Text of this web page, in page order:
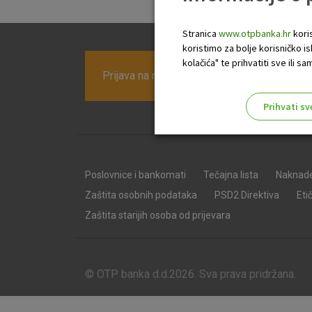
Prijava na newsletter OTP banke
Poslovnice i bankomati Tečajna lista
Zaštita osobnih podataka
PSD2 Direktiva
Zaštita starijih osoba od prijevara
© OTP banka d.d.2026. Sva prava pridržana.
Stranica www.otpbanka.hr
koristimo za bolje korisničko
kolačića" te prihvatiti sve ili
Prihvati